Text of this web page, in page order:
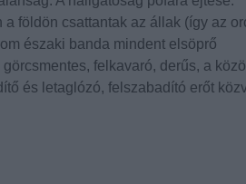
a földön csattantak az állak (így az
északi banda mindent elsöprő
görcsmentes, felkavaró, derűs, a
és letaglózó, felszabadító erőt